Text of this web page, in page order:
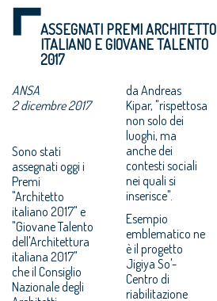
ASSEGNATI PREMI ARCHITETTO
ITALIANO E GIOVANE TALENTO
2017
ANSA
2 dicembre 2017
Sono stati
assegnati oggi i
Premi
"Architetto
italiano 2017" e
"Giovane Talento
dell'Architettura
italiana 2017"
che il Consiglio
Nazionale degli
da Andreas
Kipar, "rispettosa
non solo dei
luoghi, ma
anche dei
contesti sociali
nei quali si
inserisce".
Esempio
emblematico ne
è il progetto
Jigiya So'-
Centro di
riabilitazione